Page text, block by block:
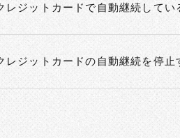
レジットカードで自動継続して
レジットカードの自動継続を停